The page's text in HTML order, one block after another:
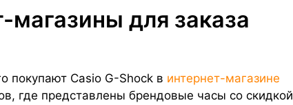
для заказа
покупают Casio G-Shock в интернет-магазине
где представлены брендовые часы со скидкой